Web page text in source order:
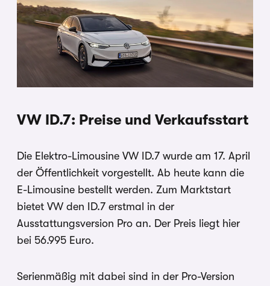
VW ID.7: Preise und Verkaufsstart
Die Elektro-Limousine VW ID.7 wurde am 17. April
der Öffentlichkeit vorgestellt. Ab heute kann die
E-Limousine bestellt werden. Zum Marktstart
bietet VW den ID.7 erstmal in der
Ausstattungsversion Pro an. Der Preis liegt hier
bei 56.995 Euro.
Serienmäßig mit dabei sind in der Pro-Version